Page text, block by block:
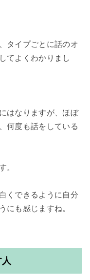
タイプごとに話のオ
てよくわかりまし
はなりますが、ほぼ
何度も話をしている
。
くできるように自分
にも感じますね。